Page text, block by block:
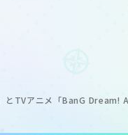
TVアニメ「BanG Dream!